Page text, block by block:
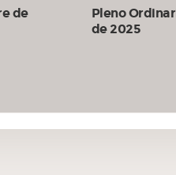
de
Pleno
de 2025